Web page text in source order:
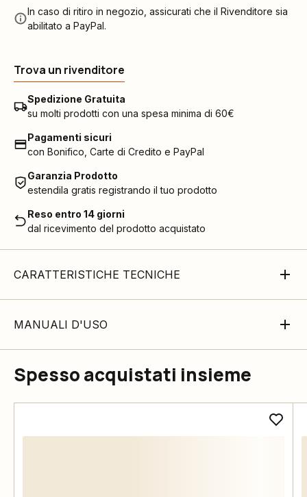
In caso di ritiro in negozio, assicurati che il Rivenditore sia
abilitato a PayPal.
Trova un rivenditore
Spedizione Gratuita
su molti prodotti con una spesa minima di 60€
Pagamenti sicuri
con Bonifico, Carte di Credito e PayPal
Garanzia Prodotto
estendila gratis registrando il tuo prodotto
Reso entro 14 giorni
dal ricevimento del prodotto acquistato
CARATTERISTICHE TECNICHE
MANUALI D'USO
Spesso acquistati insieme